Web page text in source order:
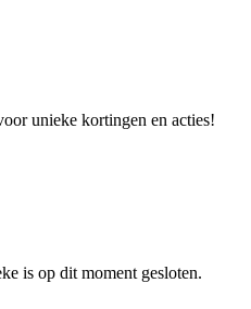
unieke kortingen en acties!
is op dit moment gesloten.